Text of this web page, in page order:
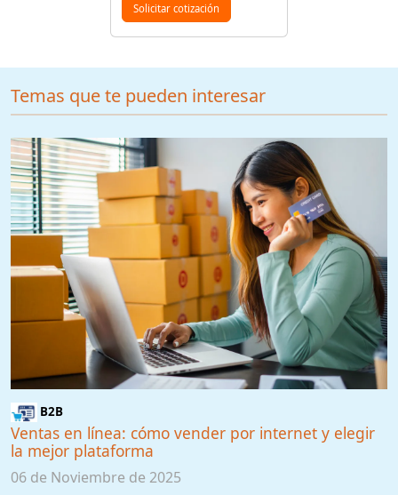
Solicitar cotización
Temas que te pueden interesar
B2B
Ventas en línea: cómo vender por internet y elegir
la mejor plataforma
06 de Noviembre de 2025